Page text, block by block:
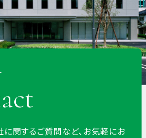
関するご質問など、お気軽にお